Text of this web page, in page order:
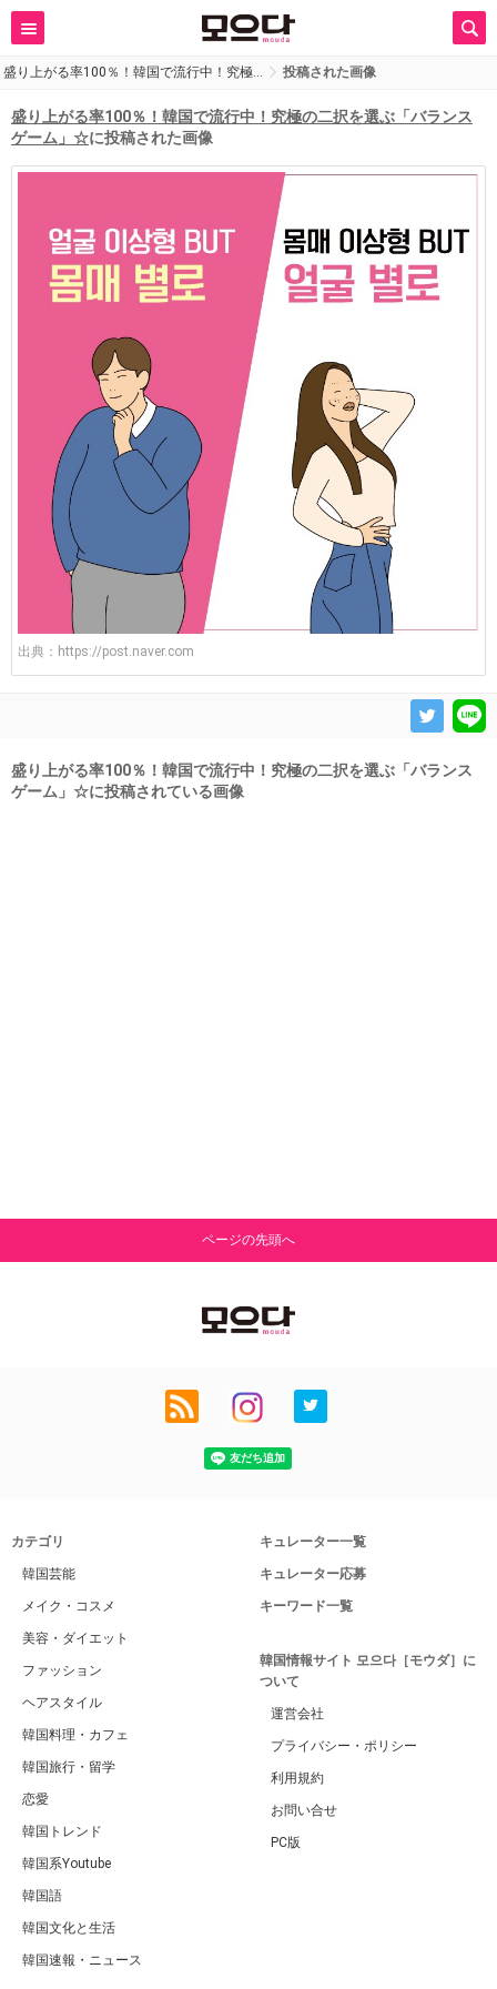
盛り上がる率100％！韓国で流行中！究極… 投稿された画像
盛り上がる率100％！韓国で流行中！究極の二択を選ぶ「バランス
ゲーム」☆に投稿された画像
出典： https://post.naver.com
盛り上がる率100％！韓国で流行中！究極の二択を選ぶ「バランス
ゲーム」☆に投稿されている画像
ページの先頭へ
カテゴリ
韓国芸能
メイク・コスメ
美容・ダイエット
ファッション
ヘアスタイル
韓国料理・カフェ
韓国旅行・留学
恋愛
韓国トレンド
韓国系Youtube
韓国語
韓国文化と生活
韓国速報・ニュース
キュレーター一覧
キュレーター応募
キーワード一覧
韓国情報サイト 모으다［モウダ］に
ついて
運営会社
プライバシー・ポリシー
利用規約
お問い合せ
PC版